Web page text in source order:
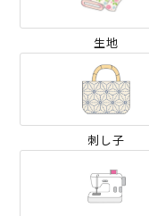
生地
刺し子